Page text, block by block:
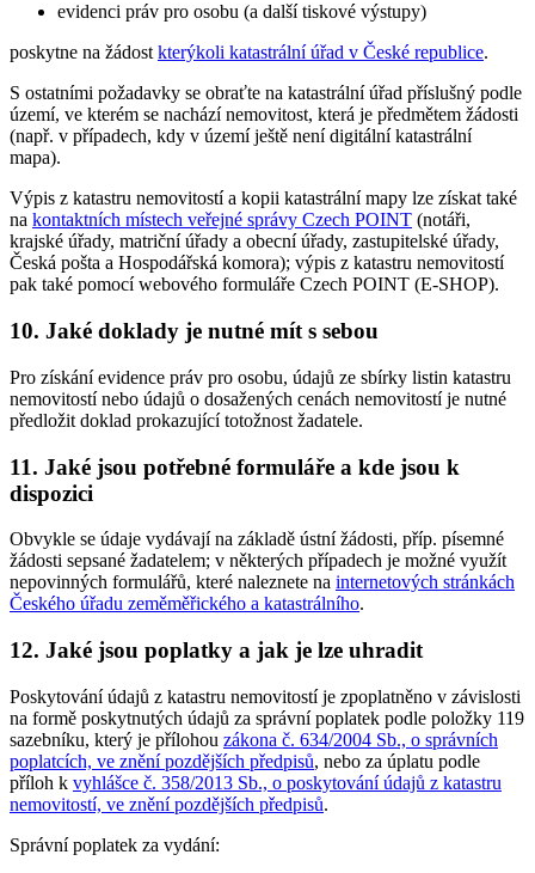
evidenci práv pro osobu (a další tiskové výstupy)
poskytne na žádostkterýkoli katastrální úřad v České republice.
S ostatními požadavky se obraťte na katastrální úřad příslušný podle
území, ve kterém se nachází nemovitost, která je předmětem žádosti
(např. v případech, kdy v území ještě není digitální katastrální
mapa).
Výpis z katastru nemovitostí a kopii katastrální mapy lze získat také
na kontaktních místech veřejné správy Czech POINT (notáři,
krajské úřady, matriční úřady a obecní úřady, zastupitelské úřady,
Česká pošta a Hospodářská komora); výpis z katastru nemovitostí
pak také pomocí webového formuláře Czech POINT (E-SHOP).
10. Jaké doklady je nutné mít s sebou
Pro získání evidence práv pro osobu, údajů ze sbírky listin katastru
nemovitostí nebo údajů o dosažených cenách nemovitostí je nutné
předložit doklad prokazující totožnost žadatele.
11. Jaké jsou potřebné formuláře a kde jsou k
dispozici
Obvykle se údaje vydávají na základě ústní žádosti, příp. písemné
žádosti sepsané žadatelem; v některých případech je možné využít
nepovinných formulářů, které naleznete na internetových stránkách
Českého úřadu zeměměřického a katastrálního.
12. Jaké jsou poplatky a jak je lze uhradit
Poskytování údajů z katastru nemovitostí je zpoplatněno v závislosti
na formě poskytnutých údajů za správní poplatek podle položky 119
sazebníku, který je přílohou zákona č. 634/2004 Sb., o správních
poplatcích, ve znění pozdějších předpisů, nebo za úplatu podle
příloh k vyhlášce č. 358/2013 Sb., o poskytování údajů z katastru
nemovitostí, ve znění pozdějších předpisů.
Správní poplatek za vydání: